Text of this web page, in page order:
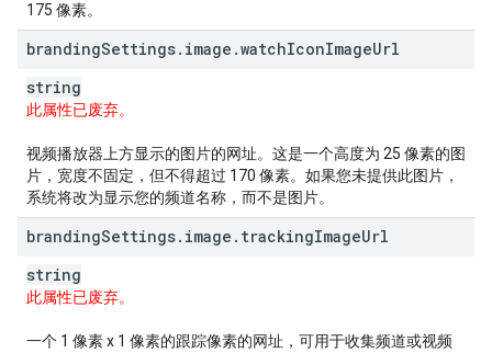
175 像素。
brandingSettings. image .watchIconImageUrl
string
此属性已废弃。
视频播放器上方显示的图片的网址。这是一个高度为 25 像素的图
片，宽度不固定，但不得超过 170 像素。如果您未提供此图片，
系统将改为显示您的频道名称，而不是图片。
brandingSettings. image . trackingImageUrl
string
此属性已废弃。
一个 1 像素 x 1 像素的跟踪像素的网址，可用于收集频道或视频